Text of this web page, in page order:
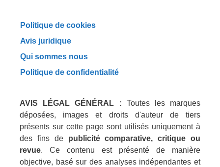
Politique de cookies
Avis juridique
Qui sommes nous
Politique de confidentialité
AVIS LÉGAL GÉNÉRAL : Toutes les marques
déposées, images et droits d'auteur de tiers
présents sur cette page sont utilisés uniquement à
des fins de publicité comparative, critique ou
revue. Ce contenu est présenté de manière
objective, basé sur des analyses indépendantes et